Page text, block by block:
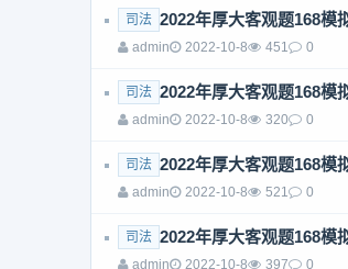
司法 2022年厚大客观题168模
admin 2022-10-8 451 0
司法 2022年厚大客观题168模
admin 2022-10-8 320 0
司法 2022年厚大客观题168模
admin 2022-10-8 521 0
司法 2022年厚大客观题168模
admin 2022-10-8 397 0